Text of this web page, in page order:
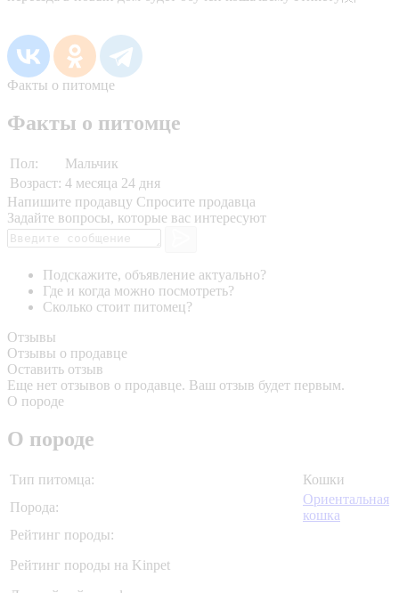
Факты о питомце
Факты о питомце
Пол:
Мальчик
Возраст: 4 месяца 24 дня
Напишите продавцу Спросите продавца
Задайте вопросы, которые вас интересуют
Подскажите, объявление актуально?
Где и когда можно посмотреть?
Сколько стоит питомец?
Отзывы
Отзывы о продавце
Оставить отзыв
Еще нет отзывов о продавце. Ваш отзыв будет первым.
О породе
О породе
Тип питомца:
Кошки
Порода:
Ориентальная
кошка
Рейтинг породы:
Рейтинг породы на Kinpet